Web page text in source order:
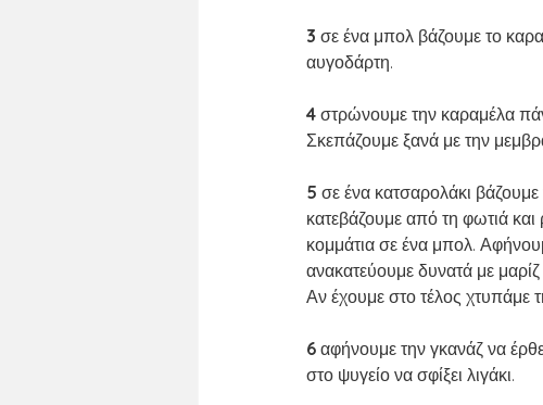
3 σε ένα μπολ βάζουμε το
αυγοδάρτη.
4 στρώνουμε την καραμέλα
Σκεπάζουμε ξανά με την
5 σε ένα κατσαρολάκι
κατεβάζουμε από τη φωτιά
κομμάτια σε ένα μπολ.
ανακατεύουμε δυνατά με
Αν έχουμε στο τέλος χτυπάμε
6 αφήνουμε την γκανάζ να
στο ψυγείο να σφίξει λιγάκι.